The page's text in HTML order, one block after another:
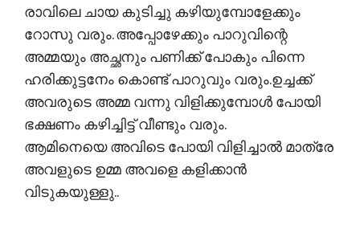
രാവിലെ ചായ കുടിച്ചു കഴിയുമ്പോളേക്കും
റോസു വരും. അപ്പോഴേക്കും പാറുവിന്റെ
അമ്മയും അച്ഛനും പണിക്ക് പോകും പിന്നെ
ഹരിക്കുട്ടനേം കൊണ്ട് പാറുവും വരും.ഉച്ചക്ക്
അവരുടെ അമ്മ വന്നു വിളിക്കുമ്പോൾ പോയി
ഭക്ഷണം കഴിച്ചിട്ട് വീണ്ടും വരും.
ആമിനെയെ അവിടെ പോയി വിളിച്ചാൽ മാത്രേ
അവളുടെ ഉമ്മ അവളെ കളിക്കാൻ
വിടുകയുള്ളു..